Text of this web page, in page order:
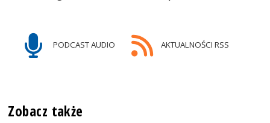
PODCAST AUDIO AKTUALNOŚCI RSS
Zobacz także